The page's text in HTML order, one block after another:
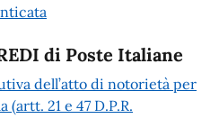
di Poste Italiane
dell’atto di notorietà per
21 e 47 D.P.R.